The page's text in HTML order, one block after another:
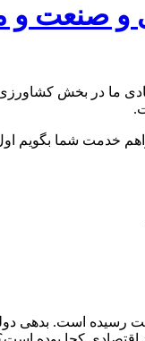
خدمت شما